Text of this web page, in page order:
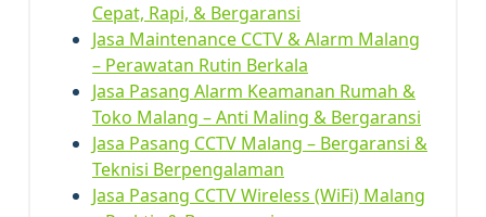
Cepat, Rapi, & Bergaransi
Jasa Maintenance CCTV & Alarm Malang
– Perawatan Rutin Berkala
Jasa Pasang Alarm Keamanan Rumah &
Toko Malang – Anti Maling & Bergaransi
Jasa Pasang CCTV Malang – Bergaransi &
Teknisi Berpengalaman
Jasa Pasang CCTV Wireless (WiFi) Malang